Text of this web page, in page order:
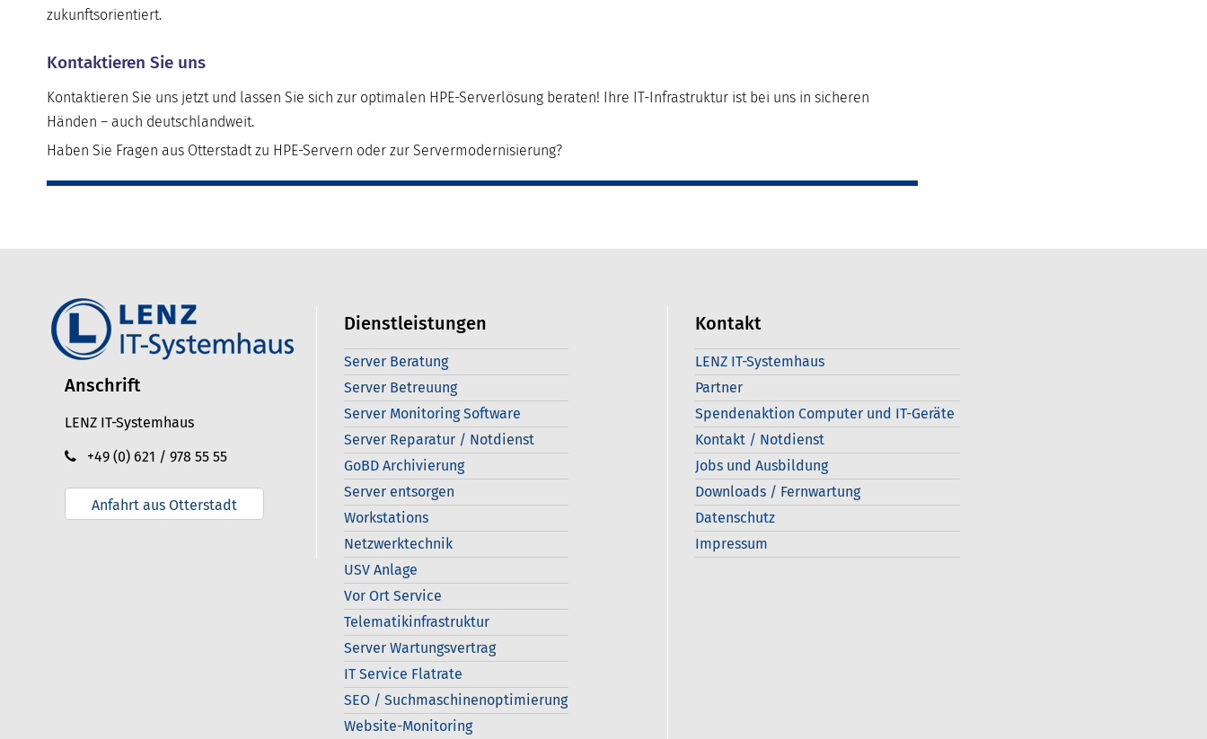
zukunftsorientiert.
Kontaktieren Sie uns
Kontaktieren Sie uns jetzt und lassen Sie sich zur optimalen HPE-Serverlösung beraten! Ihre IT-Infrastruktur ist bei uns in sicheren
Händen – auch deutschlandweit.
Haben Sie Fragen aus Otterstadt zu HPE-Servern oder zur Servermodernisierung?
Anschrift
LENZ IT-Systemhaus
+49 (0) 621 / 978 55 55
Anfahrt aus Otterstadt
Dienstleistungen
Server Beratung
Server Betreuung
Server Monitoring Software
Server Reparatur / Notdienst
GoBD Archivierung
Server entsorgen
Workstations
Netzwerktechnik
USV Anlage
Vor Ort Service
Telematikinfrastruktur
Server Wartungsvertrag
IT Service Flatrate
SEO / Suchmaschinenoptimierung
Website-Monitoring
Kontakt
LENZ IT-Systemhaus
Partner
Spendenaktion Computer und IT-Geräte
Kontakt / Notdienst
Jobs und Ausbildung
Downloads / Fernwartung
Datenschutz
Impressum